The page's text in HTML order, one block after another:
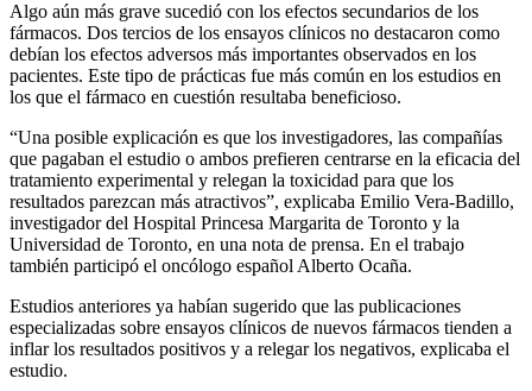
Algo aún más grave sucedió con los efectos secundarios de los
fármacos. Dos tercios de los ensayos clínicos no destacaron como
debían los efectos adversos más importantes observados en los
pacientes. Este tipo de prácticas fue más común en los estudios en
los que el fármaco en cuestión resultaba beneficioso.
“Una posible explicación es que los investigadores, las compañías
que pagaban el estudio o ambos prefieren centrarse en la eficacia del
tratamiento experimental y relegan la toxicidad para que los
resultados parezcan más atractivos”, explicaba Emilio Vera-Badillo,
investigador del Hospital Princesa Margarita de Toronto y la
Universidad de Toronto, en una nota de prensa. En el trabajo
también participó el oncólogo español Alberto Ocaña.
Estudios anteriores ya habían sugerido que las publicaciones
especializadas sobre ensayos clínicos de nuevos fármacos tienden a
inflar los resultados positivos y a relegar los negativos, explicaba el
estudio.